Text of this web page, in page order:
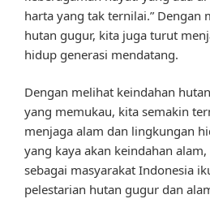
harta yang tak ternilai.” Dengan
hutan gugur, kita juga turut
hidup generasi mendatang.
Dengan melihat keindahan
yang memukau, kita semakin
menjaga alam dan lingkungan
yang kaya akan keindahan
sebagai masyarakat Indonesia
pelestarian hutan gugur dan